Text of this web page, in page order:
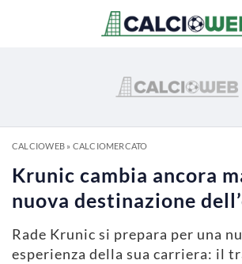
CALCIOWEB» CALCIOMERCATO
Krunic cambia ancora
nuova destinazione
Rade Krunic si prepara per una
esperienza della sua carriera: il